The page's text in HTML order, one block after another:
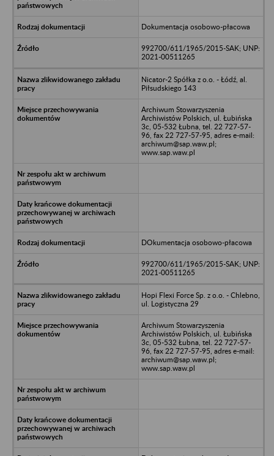
Dokumentacja osobowo-płacowa
992700/611/1965/2015-SAK; UNP:
2021-00511265
Nicator-2 Spółka z o.o. - Łódź, al.
Piłsudskiego 143
Archiwum Stowarzyszenia
Archiwistów Polskich, ul. Łubińska
3c, 05-532 Łubna, tel. 22 727-57-
96, fax 22 727-57-95, adres e-mail:
archiwum@sap.waw.pl;
www.sap.waw.pl
DOkumentacja osobowo-płacowa
992700/611/1965/2015-SAK; UNP:
2021-00511265
Hopi Flexi Force Sp. z o.o. - Chlebno,
ul. Logistyczna 29
Archiwum Stowarzyszenia
Archiwistów Polskich, ul. Łubińska
3c, 05-532 Łubna, tel. 22 727-57-
96, fax 22 727-57-95, adres e-mail:
archiwum@sap.waw.pl;
www.sap.waw.pl